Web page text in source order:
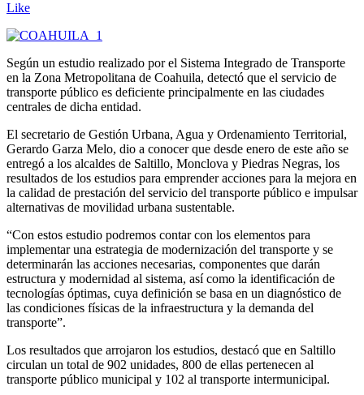
Like
Según un estudio realizado por el Sistema Integrado de Transporte
en la Zona Metropolitana de Coahuila, detectó que el servicio de
transporte público es deficiente principalmente en las ciudades
centrales de dicha entidad.
El secretario de Gestión Urbana, Agua y Ordenamiento Territorial,
Gerardo Garza Melo, dio a conocer que desde enero de este año se
entregó a los alcaldes de Saltillo, Monclova y Piedras Negras, los
resultados de los estudios para emprender acciones para la mejora en
la calidad de prestación del servicio del transporte público e impulsar
alternativas de movilidad urbana sustentable.
“Con estos estudio podremos contar con los elementos para
implementar una estrategia de modernización del transporte y se
determinarán las acciones necesarias, componentes que darán
estructura y modernidad al sistema, así como la identificación de
tecnologías óptimas, cuya definición se basa en un diagnóstico de
las condiciones físicas de la infraestructura y la demanda del
transporte”.
Los resultados que arrojaron los estudios, destacó que en Saltillo
circulan un total de 902 unidades, 800 de ellas pertenecen al
transporte público municipal y 102 al transporte intermunicipal.